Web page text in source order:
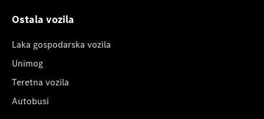
Ostala vozila
Laka gospodarska vozila
Unimog
Teretna vozila
Autobusi